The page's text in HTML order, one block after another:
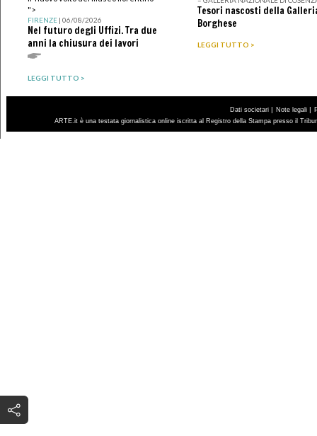
">
FIRENZE| 06/08/2026
Nel futuro degli Uffizi. Tra due
anni la chiusura dei lavori
LEGGI TUTTO >
Tesori nascosti della
Borghese
LEGGI TUTTO >
Dati societari | Note legali |
ARTE.it è una testata giornalistica online iscritta al Registro della Stampa presso il